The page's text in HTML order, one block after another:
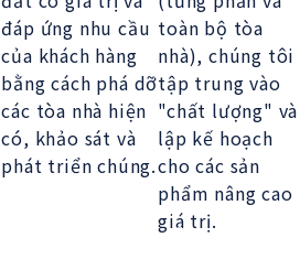
đáp ứng nhu cầu
của khách hàng
bằng cách phá dỡ
các tòa nhà hiện
có, khảo sát và
phát triển chúng.
toàn bộ tòa
nhà), chúng tôi
tập trung vào
"chất lượng" và
lập kế hoạch
cho các sản
phẩm nâng cao
giá trị.